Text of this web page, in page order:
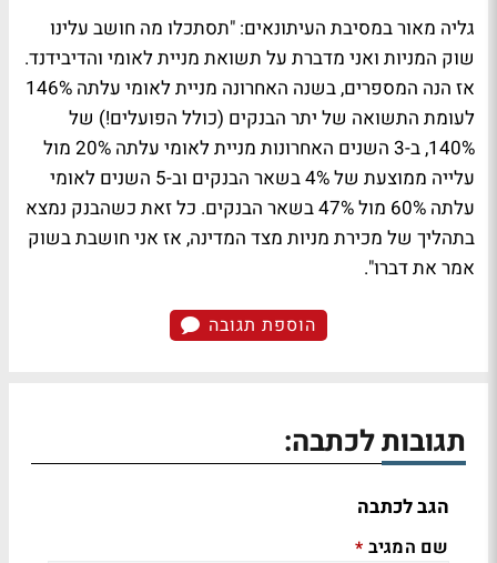
גליה מאור במסיבת העיתונאים: "תסתכלו מה חושב עלינו
שוק המניות ואני מדברת על תשואת מניית לאומי והדיבידנד.
אז הנה המספרים, בשנה האחרונה מניית לאומי עלתה 146%
לעומת התשואה של יתר הבנקים (כולל הפועלים!) של
140%, ב-3 השנים האחרונות מניית לאומי עלתה 20% מול
עלייה ממוצעת של 4% בשאר הבנקים וב-5 השנים לאומי
עלתה 60% מול 47% בשאר הבנקים. כל זאת כשהבנק נמצא
בתהליך של מכירת מניות מצד המדינה, אז אני חושבת בשוק
אמר את דברו".
הוספת תגובה
תגובות לכתבה:
הגב לכתבה
שם המגיב *